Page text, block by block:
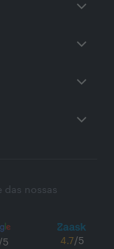
das nossas
/5 4.7/5